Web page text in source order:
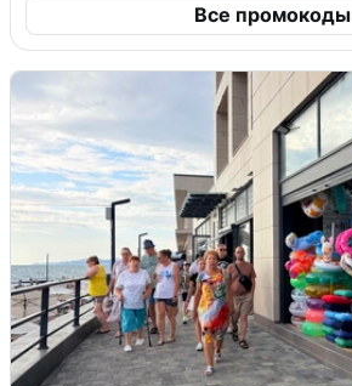
Все промокоды